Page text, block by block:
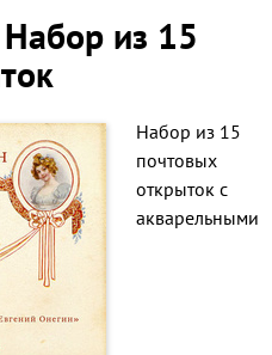
из 15
Набор из 15
почтовых
открыток с
акварельными